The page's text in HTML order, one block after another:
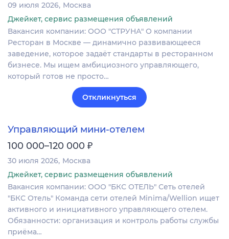
09 июля 2026 Москва
Джейкет, сервис размещения объявлений
Вакансия компании: ООО "СТРУНА" О компании
Ресторан в Москве — динамично развивающееся
заведение, которое задаёт стандарты в ресторанном
бизнесе. Мы ищем амбициозного управляющего,
который готов не просто…
Откликнуться
Управляющий мини-отелем
100 000–120 000 ₽
30 июля 2026 Москва
Джейкет, сервис размещения объявлений
Вакансия компании: ООО "БКС ОТЕЛЬ" Сеть отелей
"БКС Отель" Команда сети отелей Minima/Wellion ищет
активного и инициативного управляющего отелем.
Обязанности: организация и контроль работы службы
приёма…